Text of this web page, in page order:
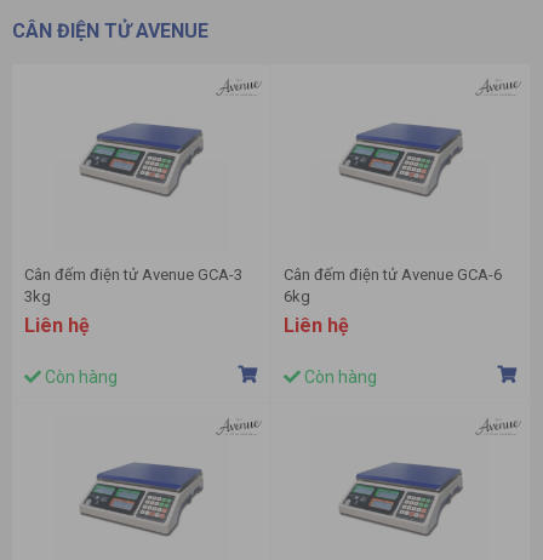
CÂN ĐIỆN TỬ AVENUE
Cân đếm điện tử Avenue GCA-3
3kg
Liên hệ
Còn hàng
Cân đếm điện tử Avenue GCA-6
6kg
Liên hệ
Còn hàng